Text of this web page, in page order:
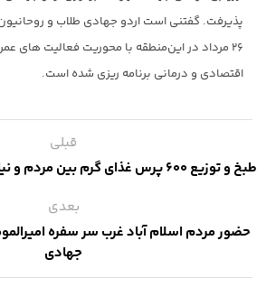
۲۶ مرداد در این‌منطقه با محوریت فعالیت های
اقتصادی و درمانی برنامه ریزی شده است.
قبلی
طبخ و توزیع ۶۰۰ پرس غذای گرم بین مردم و نیازمندان در روز عید غدیر
بعدی
حضور مردم اسلام آباد غرب سر سفره
جهادی